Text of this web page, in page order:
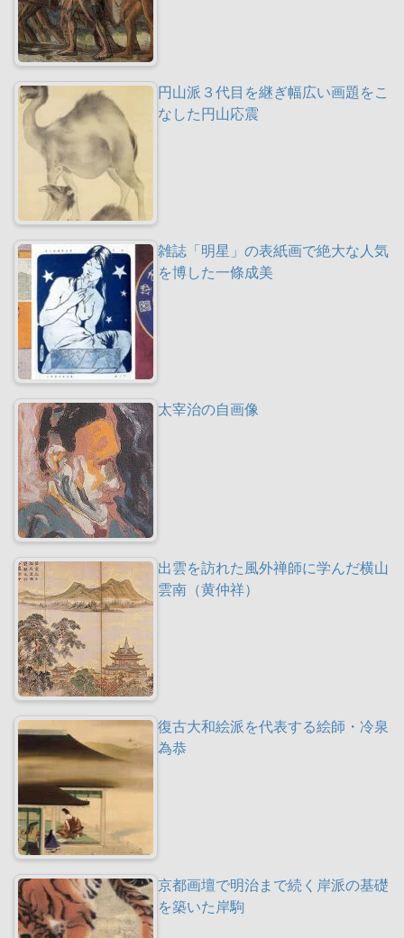
円山派３代目を継ぎ幅広い画題をこ
なした円山応震
雑誌「明星」の表紙画で絶大な人気
を博した一條成美
太宰治の自画像
出雲を訪れた風外禅師に学んだ横山
雲南（黄仲祥）
復古大和絵派を代表する絵師・冷泉
為恭
京都画壇で明治まで続く岸派の基礎
を築いた岸駒